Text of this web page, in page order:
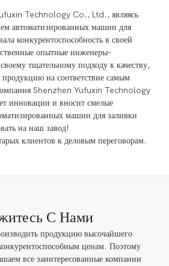
Technology Co., Ltd., являясь
автоматизированных машин для
конкурентоспособность в своей
опытные инженеры-
тщательному подходу к качеству,
на соответствие самым
Shenzhen Yufuxin Technology
инновации и вносит смелые
машин для заливки
на наш завод!
клиентов к деловым переговорам.
С Нами
продукцию высочайшего
ценам. Поэтому
все заинтересованные компании